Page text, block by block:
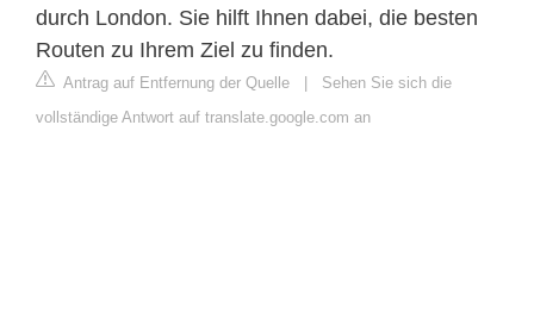
durch London. Sie hilft Ihnen dabei, die besten
Routen zu Ihrem Ziel zu finden.
Antrag auf Entfernung der Quelle
Sehen Sie sich die
vollständige Antwort auf translate.google.com an